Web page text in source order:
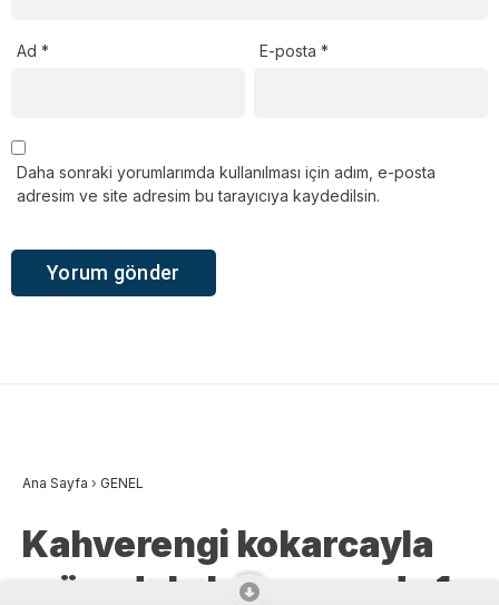
Ad * E-posta*
Daha sonraki yorumlarımda kullanılması için adım, e-posta
adresim ve site adresim bu tarayıcıya kaydedilsin.
Ana Sayfa › GENEL
Kahverengi kokarcayla
mücadele kapsamında 1